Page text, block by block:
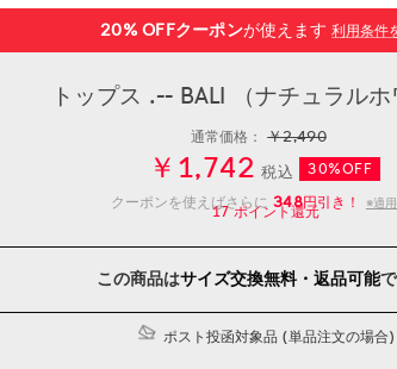
20% OFFクーポンが使えます 利用条件
トップス .-- BALI （ナチュラルホ
通常価格：￥2,490
￥1,742 税込
30%OFF
クーポンを使えばさらに348円引き！ ※適
17ポイント還元
この商品はサイズ交換無料・返品可能
ポスト投函対象品 (単品注文の場合)